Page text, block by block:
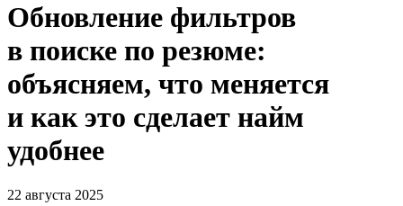
Обновление фильтров
в поиске по резюме:
объясняем, что меняется
и как это сделает найм
удобнее
22 августа 2025